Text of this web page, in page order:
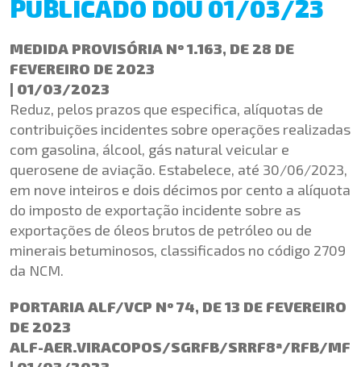
PUBLICADO DOU 01/03/23
MEDIDA PROVISÓRIA Nº 1.163, DE 28 DE
FEVEREIRO DE 2023
| 01/03/2023
Reduz, pelos prazos que especifica, alíquotas de
contribuições incidentes sobre operações realizadas
com gasolina, álcool, gás natural veicular e
querosene de aviação. Estabelece, até 30/06/2023,
em nove inteiros e dois décimos por cento a alíquota
do imposto de exportação incidente sobre as
exportações de óleos brutos de petróleo ou de
minerais betuminosos, classificados no código 2709
da NCM.
PORTARIA ALF/VCP Nº 74, DE 13 DE FEVEREIRO
DE 2023
ALF-AER.VIRACOPOS/SGRFB/SRRF8ª/RFB/MF